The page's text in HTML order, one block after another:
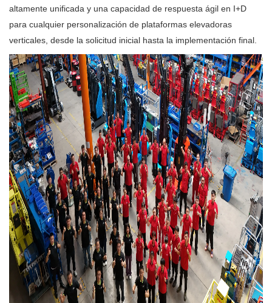
altamente unificada y una capacidad de respuesta ágil en I+D
para cualquier personalización de plataformas elevadoras
verticales, desde la solicitud inicial hasta la implementación final.